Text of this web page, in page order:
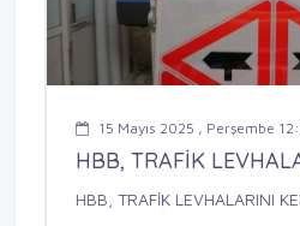
15 Mayıs 2025 , Perşembe
HBB, TRAFİK
HBB, TRAFİK LEVHALARINI